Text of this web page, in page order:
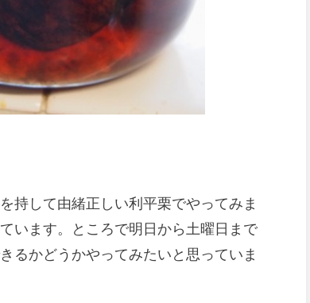
持して由緒正しい利平栗でやってみま
います。ところで明日から土曜日まで
るかどうかやってみたいと思っていま